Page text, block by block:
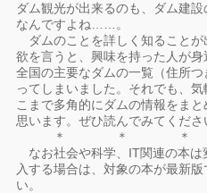
ダム観光が出来るのも、ダム建
なんですよね……。
ダムのことを詳しく知ることが
欲を言うと、興味を持った人が身
全国の主要なダムの一覧（住所
ってしまいました。それでも、
こまで多角的にダムの情報をま
思います。ぜひ読んでみてくだ
＊ ＊ ＊
なお社会や科学、IT関連の本は
入する場合は、対象の本が最新
い。